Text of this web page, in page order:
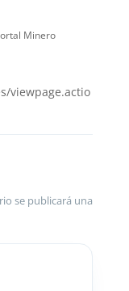
Minero
viewpage.actio
se publicará una